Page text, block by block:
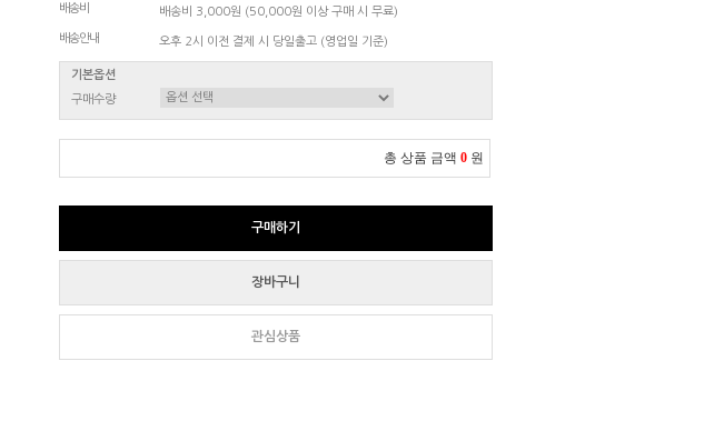
배송비 배송비 3,000원 (50,000원 이상 구매 시 무료)
배송안내 오후 2시 이전 결제 시 당일출고 (영업일 기준)
기본옵션
구매수량
총 상품 금액 0 원
구매하기
장바구니
관심상품